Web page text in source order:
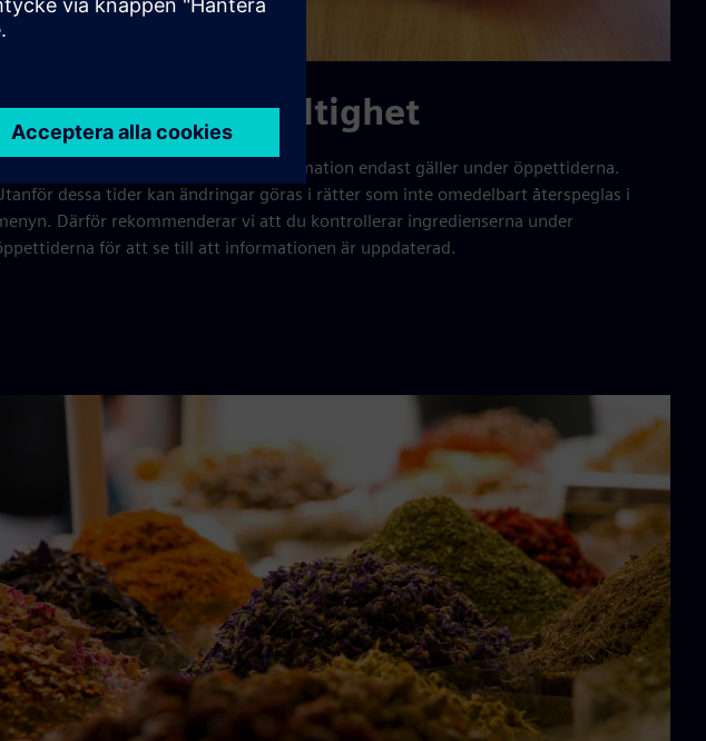
giltighet
Observera att allergen- och tillsatsinformation endast gäller under öppettiderna.
dessa tider kan ändringar göras i rätter som inte omedelbart återspeglas i
Därför rekommenderar vi att du kontrollerar ingredienserna under
för att se till att informationen är uppdaterad.